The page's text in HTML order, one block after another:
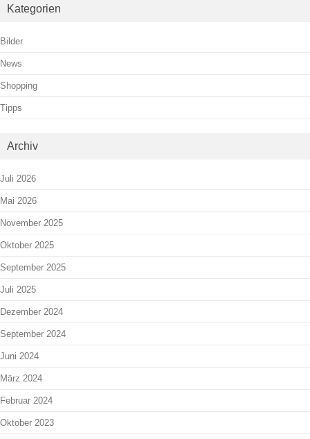
Kategorien
Bilder
News
Shopping
Tipps
Archiv
Juli 2026
Mai 2026
November 2025
Oktober 2025
September 2025
Juli 2025
Dezember 2024
September 2024
Juni 2024
März 2024
Februar 2024
Oktober 2023